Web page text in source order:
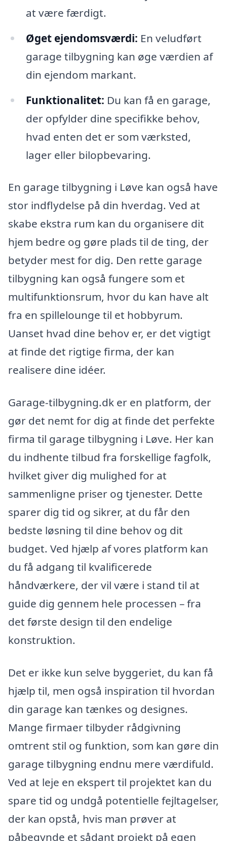
at være færdigt.
Øget ejendomsværdi: En veludført
garage tilbygning kan øge værdien af
din ejendom markant.
Funktionalitet: Du kan få en garage,
der opfylder dine specifikke behov,
hvad enten det er som værksted,
lager eller bilopbevaring.
En garage tilbygning i Løve kan også have
stor indflydelse på din hverdag. Ved at
skabe ekstra rum kan du organisere dit
hjem bedre og gøre plads til de ting, der
betyder mest for dig. Den rette garage
tilbygning kan også fungere som et
multifunktionsrum, hvor du kan have alt
fra en spillelounge til et hobbyrum.
Uanset hvad dine behov er, er det vigtigt
at finde det rigtige firma, der kan
realisere dine idéer.
Garage-tilbygning.dk er en platform, der
gør det nemt for dig at finde det perfekte
firma til garage tilbygning i Løve. Her kan
du indhente tilbud fra forskellige fagfolk,
hvilket giver dig mulighed for at
sammenligne priser og tjenester. Dette
sparer dig tid og sikrer, at du får den
bedste løsning til dine behov og dit
budget. Ved hjælp af vores platform kan
du få adgang til kvalificerede
håndværkere, der vil være i stand til at
guide dig gennem hele processen – fra
det første design til den endelige
konstruktion.
Det er ikke kun selve byggeriet, du kan få
hjælp til, men også inspiration til hvordan
din garage kan tænkes og designes.
Mange firmaer tilbyder rådgivning
omtrent stil og funktion, som kan gøre din
garage tilbygning endnu mere værdifuld.
Ved at leje en ekspert til projektet kan du
spare tid og undgå potentielle fejltagelser,
der kan opstå, hvis man prøver at
påbegynde et sådant projekt på egen